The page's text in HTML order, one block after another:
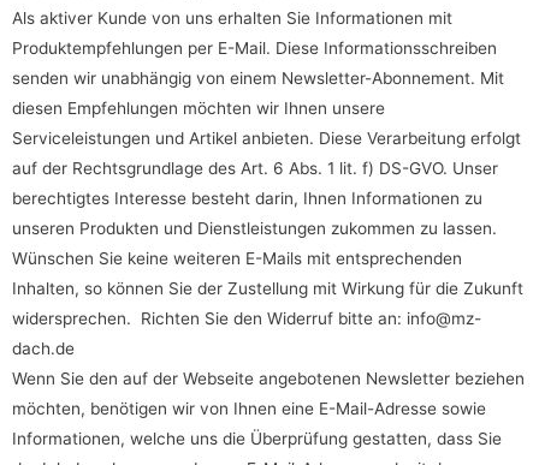
Als aktiver Kunde von uns erhalten Sie Informationen mit
Produktempfehlungen per E-Mail. Diese Informationsschreiben
senden wir unabhängig von einem Newsletter-Abonnement. Mit
diesen Empfehlungen möchten wir Ihnen unsere
Serviceleistungen und Artikel anbieten. Diese Verarbeitung erfolgt
auf der Rechtsgrundlage des Art. 6 Abs. 1 lit. f) DS-GVO. Unser
berechtigtes Interesse besteht darin, Ihnen Informationen zu
unseren Produkten und Dienstleistungen zukommen zu lassen.
Wünschen Sie keine weiteren E-Mails mit entsprechenden
Inhalten, so können Sie der Zustellung mit Wirkung für die Zukunft
widersprechen. Richten Sie den Widerruf bitte an: info@mz-
dach.de
Wenn Sie den auf der Webseite angebotenen Newsletter beziehen
möchten, benötigen wir von Ihnen eine E-Mail-Adresse sowie
Informationen, welche uns die Überprüfung gestatten, dass Sie